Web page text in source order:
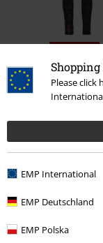
Please click
EMP International
EMP Deutschland
EMP Polska
DMC Kč 1.299,00
Podělte se o váš
Napsat hodnocení